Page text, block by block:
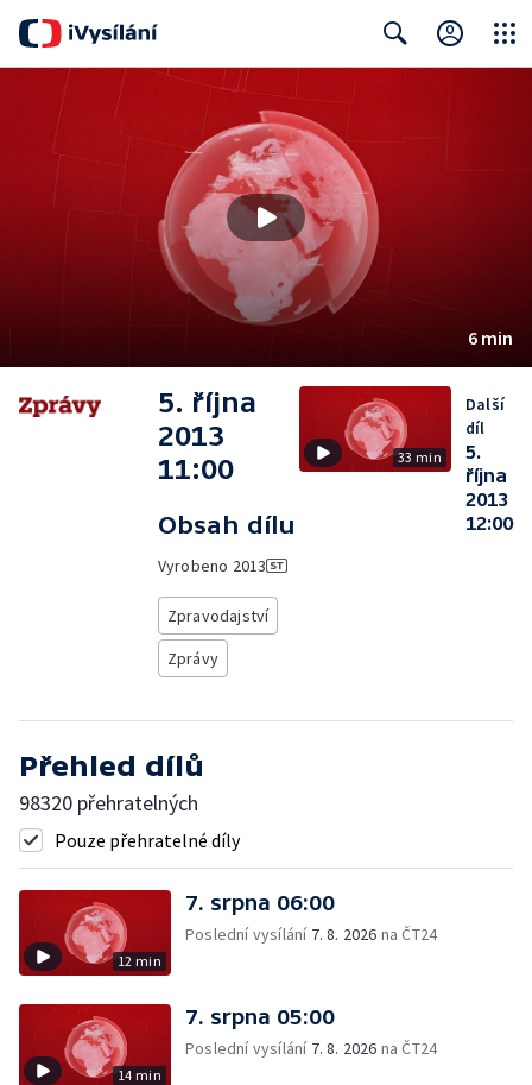
6 min
5. října
2013
11:00
Obsah dílu
Vyrobeno 2013
Zpravodajství
Zprávy
33 min
Další
díl
5.
října
2013
12:00
Přehled dílů
98320 přehratelných
Pouze přehratelné díly
12 min
7. srpna 06:00
Poslední vysílání 7. 8. 2026 na ČT24
14 min
7. srpna 05:00
Poslední vysílání 7. 8. 2026 na ČT24